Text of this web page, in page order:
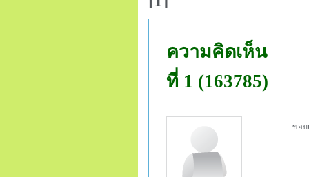
ความคิดเห็น
ที่ 1 (163785)
ขอบ